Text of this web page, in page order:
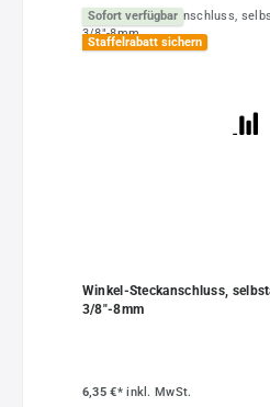
Sofort verfügbar
Staffelrabatt sichern
Winkel-Steckanschluss,
3/8"-8mm
6,35 €*inkl. MwSt.